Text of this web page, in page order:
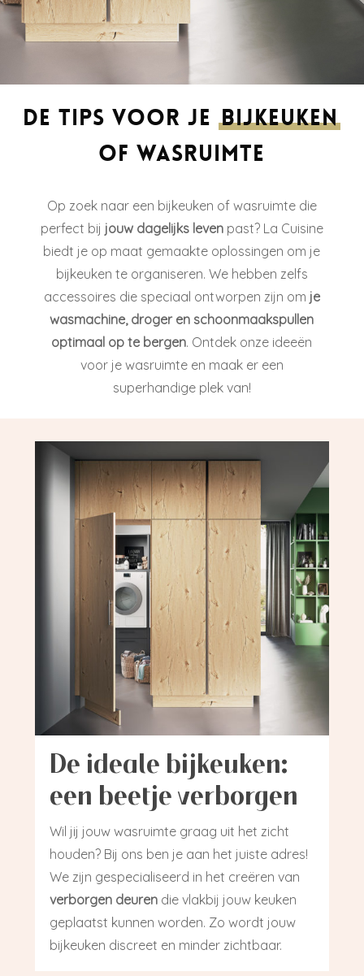
De tips voor jebijkeuken
of wasruimte
Op zoek naar een bijkeuken of wasruimte die
perfect bij jouw dagelijks levenpast? La Cuisine
biedt je op maat gemaakte oplossingen om je
bijkeuken te organiseren. We hebben zelfs
accessoires die speciaal ontworpen zijn om je
wasmachine, droger en schoonmaakspullen
optimaal op te bergen. Ontdek onze ideeën
voor je wasruimte en maak er een
superhandige plek van!
De ideale bijkeuken:
een beetje verborgen
Wil jij jouw wasruimte graag uit het zicht
houden? Bij ons ben je aan het juiste adres!
We zijn gespecialiseerd in het creëren van
verborgen deurendie vlakbij jouw keuken
geplaatst kunnen worden. Zo wordt jouw
bijkeuken discreet en minder zichtbaar.